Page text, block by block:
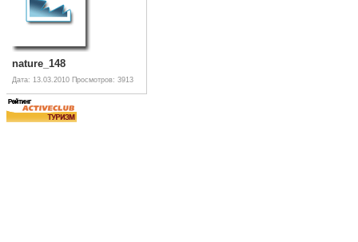
nature_148
Дата: 13.03.2010 Просмотров: 3913